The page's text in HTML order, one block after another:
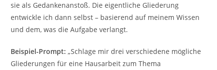
sie als Gedankenanstoß. Die eigentliche Gliederung
entwickle ich dann selbst – basierend auf meinem Wissen
und dem, was die Aufgabe verlangt.
Beispiel-Prompt: „Schlage mir drei verschiedene mögliche
Gliederungen für eine Hausarbeit zum Thema